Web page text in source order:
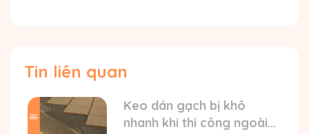
Tin liên quan
Keo dán gạch bị khô
nhanh khi thi công ngoài